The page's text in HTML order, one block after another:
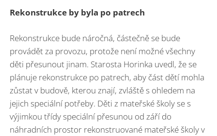
Rekonstrukce by byla po patrech
Rekonstrukce bude náročná, částečně se bude
provádět za provozu, protože není možné všechny
děti přesunout jinam. Starosta Horinka uvedl, že se
plánuje rekonstrukce po patrech, aby část dětí mohla
zůstat v budově, kterou znají, zvláště s ohledem na
jejich speciální potřeby. Děti z mateřské školy se s
výjimkou třídy speciální přesunou od září do
náhradních prostor rekonstruované mateřské školy v